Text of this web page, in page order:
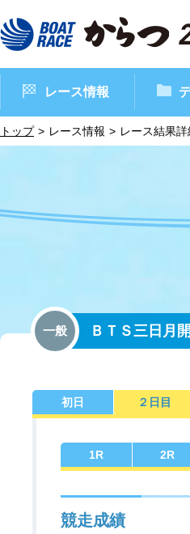
レース情報
佐賀支部選手一覧
トップ レース情報 レース結果詳
一般 ＢＴＳ三日月
初日 ２日目
1R 2R
競走成績